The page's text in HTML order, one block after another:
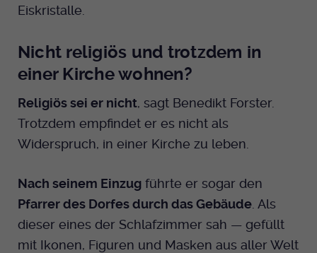
Eiskristalle.
Nicht religiös und trotzdem in
einer Kirche wohnen?
Religiös sei er nicht, sagt Benedikt Forster.
Trotzdem empfindet er es nicht als
Widerspruch, in einer Kirche zu leben.
Nach seinem Einzug führte er sogar den
Pfarrer des Dorfes durch das Gebäude . Als
dieser eines der Schlafzimmer sah — gefüllt
mit Ikonen, Figuren und Masken aus aller Welt